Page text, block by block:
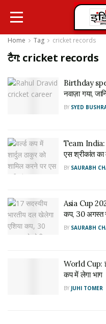
Home Tag cricket records
टैग: cricket records
Birthday
नवाज़ा गया,
BY SYED
Team India:
एस श्रीकांत का
BY SAURABH
Asia Cup
कप, 30 अगस्त
BY SAURABH
World Cup:
कप में लेगा भाग
BY JUHI TOMER